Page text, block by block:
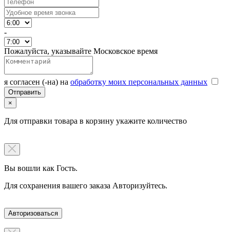
-
Пожалуйста, указывайте Московское время
я согласен (-на) на обработку моих персональных данных
×
Для отправки товара в корзину укажите количество
Вы вошли как Гость.
Для сохранения вашего заказа Авторизуйтесь.
Авторизоваться